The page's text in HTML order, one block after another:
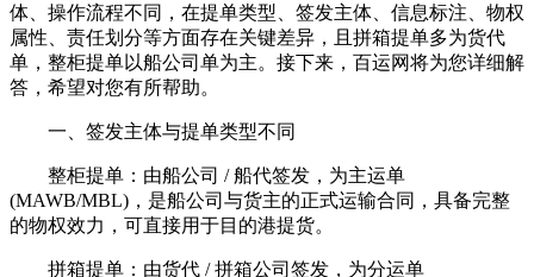
体、操作流程不同，在提单类型、签发主体、信息标注、物权
属性、责任划分等方面存在关键差异，且拼箱提单多为货代
单，整柜提单以船公司单为主。接下来，百运网将为您详细解
答，希望对您有所帮助。
一、签发主体与提单类型不同
整柜提单：由船公司 / 船代签发，为主运单
(MAWB/MBL)，是船公司与货主的正式运输合同，具备完整
的物权效力，可直接用于目的港提货。
拼箱提单：由货代 / 拼箱公司签发，为分运单